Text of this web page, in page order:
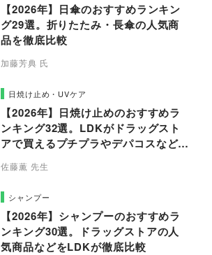
【2026年】日傘のおすすめランキン
グ29選。折りたたみ・長傘の人気商
品を徹底比較
加藤芳典 氏
日焼け止め・UVケア
【2026年】日焼け止めのおすすめラ
ンキング32選。LDKがドラッグスト
アで買えるプチプラやデパコスなどの
佐藤薫 先生
シャンプー
【2026年】シャンプーのおすすめラ
ンキング30選。ドラッグストアの人
気商品などをLDKが徹底比較